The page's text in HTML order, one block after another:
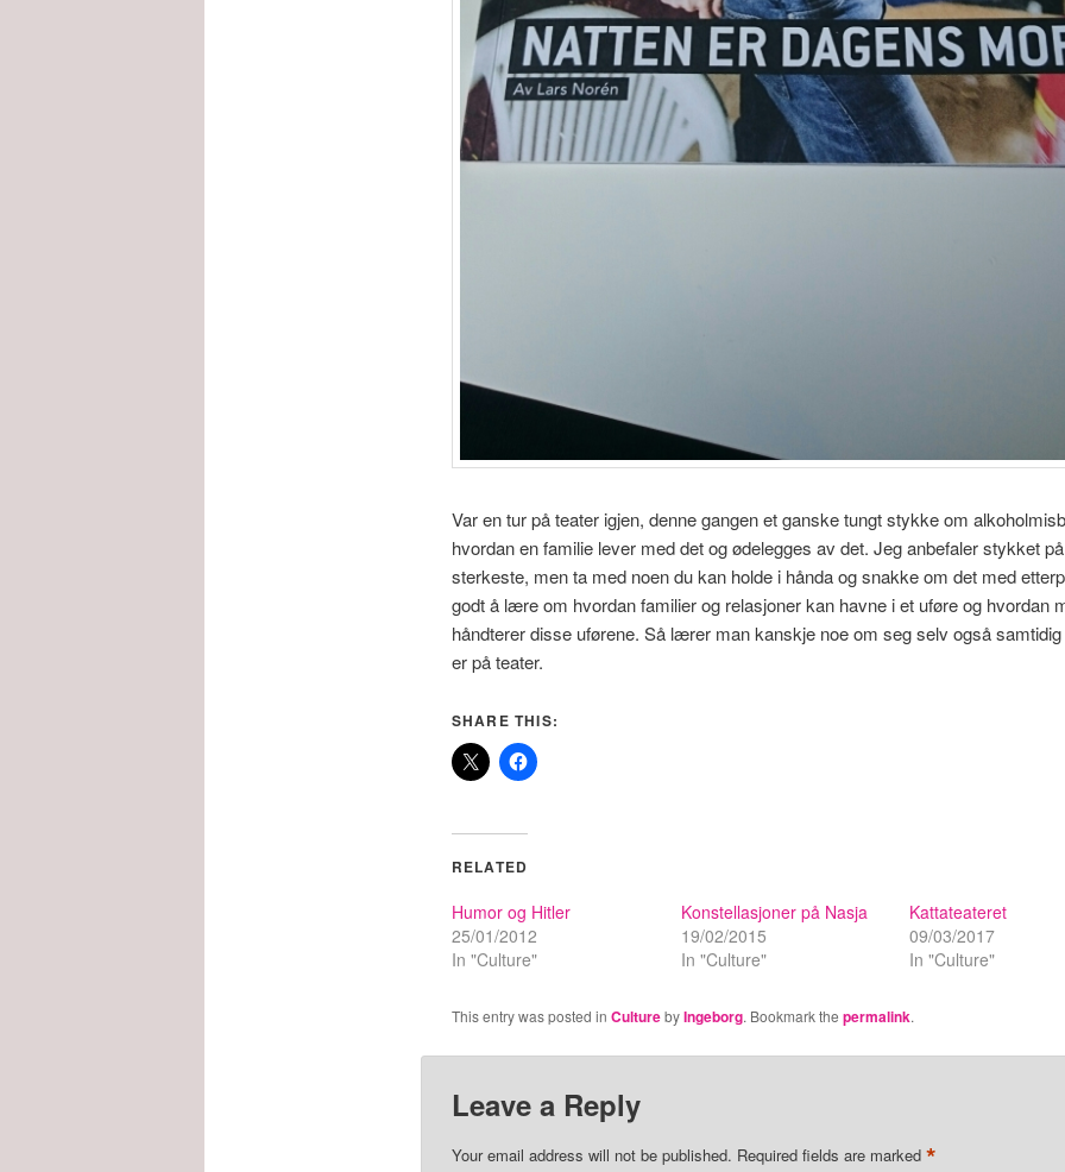
Var en tur på teater igjen, denne gangen et ganske tungt stykke om
hvordan en familie lever med det og ødelegges av det. Jeg anbefaler stykket
sterkeste, men ta med noen du kan holde i hånda og snakke om det med
godt å lære om hvordan familier og relasjoner kan havne i et uføre og hvordan
håndterer disse uførene. Så lærer man kanskje noe om seg selv også
er på teater.
SHARE THIS:
RELATED
Humor og Hitler
25/01/2012
In "Culture"
Konstellasjoner på Nasja
19/02/2015
In "Culture"
Kattateateret
09/03/2017
In "Culture"
This entry was posted in CulturebyIngeborg. Bookmark the permalink.
Leave a Reply
Your email address will not be published. Required fields are marked *